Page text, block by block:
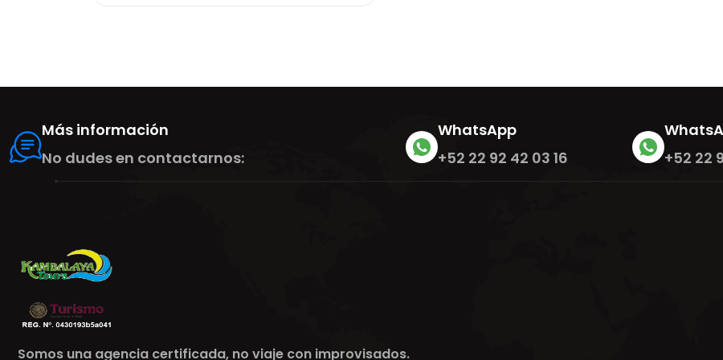
Más información
No dudes en contactarnos:
WhatsApp
+52 22 92 42 03 16
+52 22
Somos una agencia certificada, no viaje con improvisados.